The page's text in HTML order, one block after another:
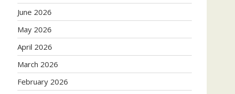
June 2026
May 2026
April 2026
March 2026
February 2026